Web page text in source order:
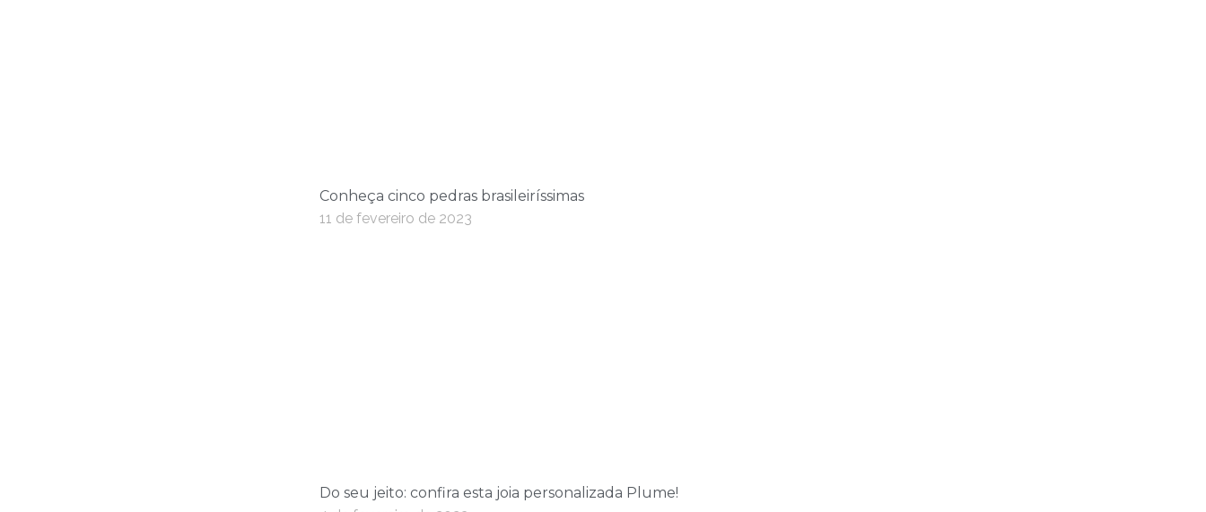
Conheça cinco pedras brasileiríssimas
11 de fevereiro de 2023
Do seu jeito: confira esta joia personalizada Plume!